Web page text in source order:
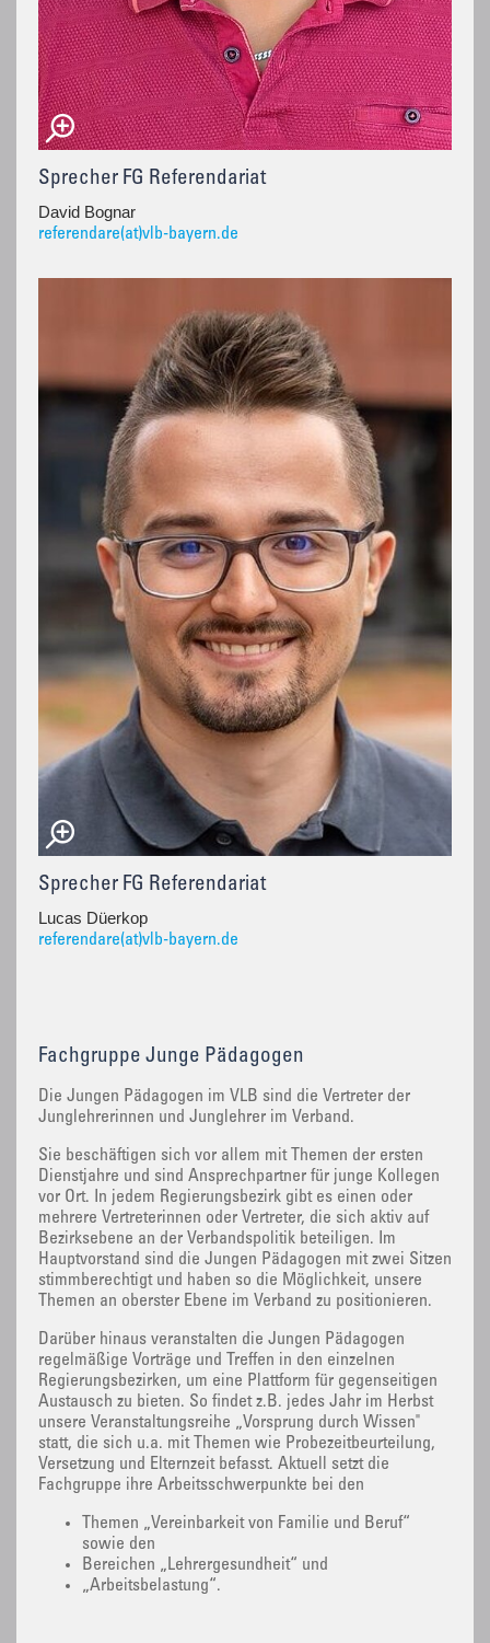
Sprecher FG Referendariat
David Bognar
referendare(at)vlb-bayern.de
Sprecher FG Referendariat
Lucas Düerkop
referendare(at)vlb-bayern.de
Fachgruppe Junge Pädagogen
Die Jungen Pädagogen im VLB sind die Vertreter der
Junglehrerinnen und Junglehrer im Verband.
Sie beschäftigen sich vor allem mit Themen der ersten
Dienstjahre und sind Ansprechpartner für junge Kollegen
vor Ort. In jedem Regierungsbezirk gibt es einen oder
mehrere Vertreterinnen oder Vertreter, die sich aktiv auf
Bezirksebene an der Verbandspolitik beteiligen. Im
Hauptvorstand sind die Jungen Pädagogen mit zwei Sitzen
stimmberechtigt und haben so die Möglichkeit, unsere
Themen an oberster Ebene im Verband zu positionieren.
Darüber hinaus veranstalten die Jungen Pädagogen
regelmäßige Vorträge und Treffen in den einzelnen
Regierungsbezirken, um eine Plattform für gegenseitigen
Austausch zu bieten. So findet z.B. jedes Jahr im Herbst
unsere Veranstaltungsreihe „Vorsprung durch Wissen"
statt, die sich u.a. mit Themen wie Probezeitbeurteilung,
Versetzung und Elternzeit befasst. Aktuell setzt die
Fachgruppe ihre Arbeitsschwerpunkte bei den
Themen „Vereinbarkeit von Familie und Beruf“
sowie den
Bereichen „Lehrergesundheit“ und
„Arbeitsbelastung“.